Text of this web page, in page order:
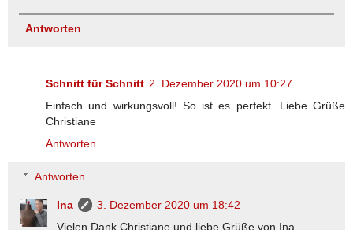
Antworten
Schnitt für Schnitt 2. Dezember 2020 um 10:27
Einfach und wirkungsvoll! So ist es perfekt. Liebe Grüße
Christiane
Antworten
Antworten
Ina
3. Dezember 2020 um 18:42
Vielen Dank Christiane und liebe Grüße von Ina